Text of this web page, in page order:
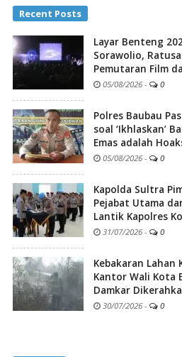
Recent Posts
Layar Benteng
Sorawolio,
Pemutaran Film
05/08/2026 - 0
Polres Baubau
soal ‘Ikhlaskan’
Emas adalah
05/08/2026 - 0
Kapolda Sultra
Pejabat Utama
Lantik Kapolres
31/07/2026 - 0
Kebakaran Lahan
Kantor Wali Kota
Damkar
30/07/2026 - 0